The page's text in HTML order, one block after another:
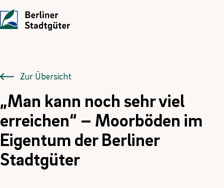
Die Stadtgüter
Vor Ort
Historie
Kontakt
Angebote
Gewerbe- und Privat­immobilien
Landwirtschaftliche Flächen und Güter
Kompensations­maßnahmen
Übersicht
Ausbildung
FÖJ
Zur Übersicht
„Man kann noch sehr viel
erreichen“ – Moorböden im
Eigentum der Berliner
Stadtgüter